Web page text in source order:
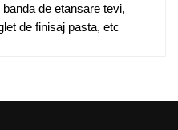
de etansare tevi,
de finisaj pasta, etc